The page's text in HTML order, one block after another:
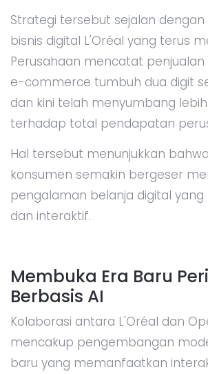
Strategi tersebut sejalan
bisnis digital L'Oréal yang terus
Perusahaan mencatat penjualan
e-commerce tumbuh dua digit
dan kini telah menyumbang
terhadap total pendapatan
Hal tersebut menunjukkan
konsumen semakin bergeser
pengalaman belanja digital yang
dan interaktif.
Membuka Era Baru
Berbasis AI
Kolaborasi antara L'Oréal dan
mencakup pengembangan
baru yang memanfaatkan